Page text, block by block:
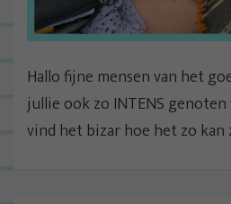
Hallo fijne mensen van het
jullie ook zo INTENS genoten
vind het bizar hoe het zo kan